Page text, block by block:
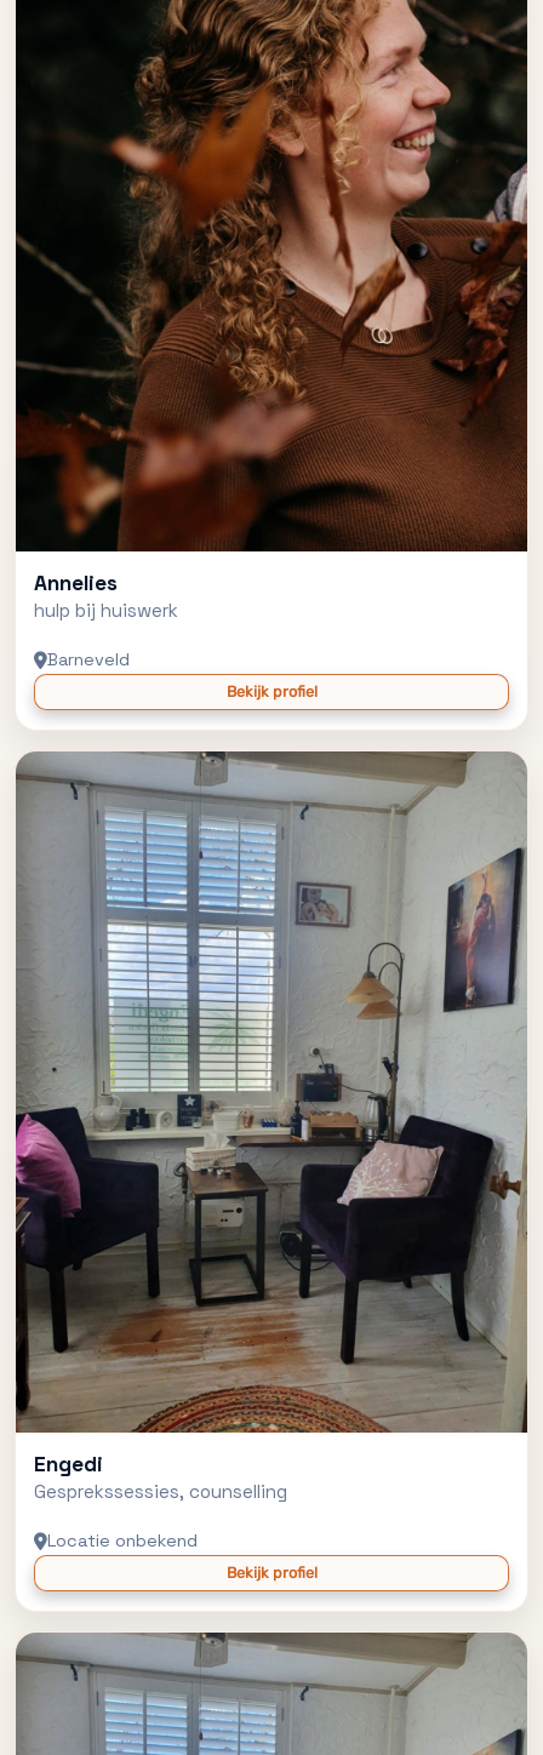
Annelies
hulp bij huiswerk
Barneveld
Bekijk profiel
Engedi
Gesprekssessies, counselling
Locatie onbekend
Bekijk profiel